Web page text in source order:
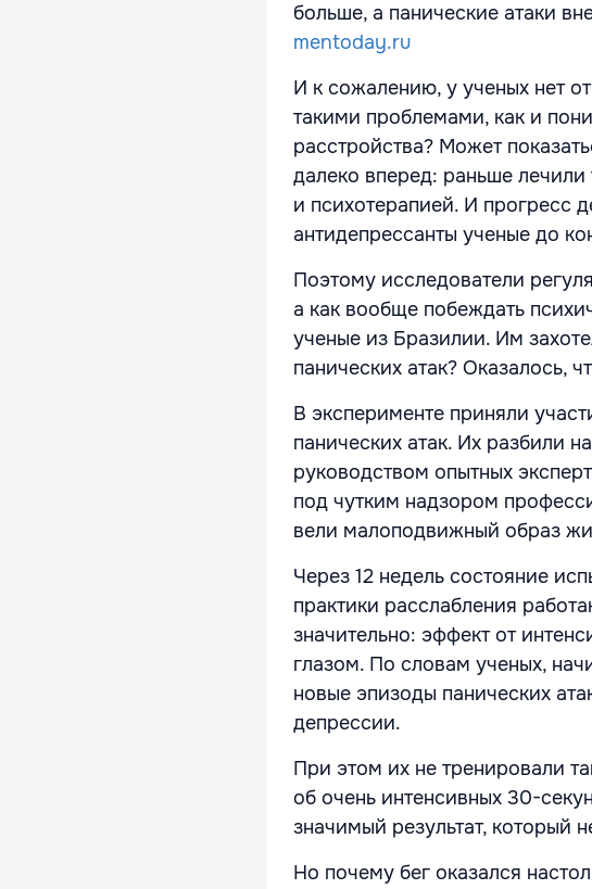
больше, а панические атаки
mentoday.ru
И к сожалению, у ученых нет
такими проблемами, как и
расстройства? Может
далеко вперед: раньше
и психотерапией. И прогресс
антидепрессанты ученые до
Поэтому исследователи
а как вообще побеждать
ученые из Бразилии. Им
панических атак? Оказалось,
В эксперименте приняли
панических атак. Их разбили
руководством опытных
под чутким надзором
вели малоподвижный образ
Через 12 недель состояние
практики расслабления
значительно: эффект от
глазом. По словам ученых,
новые эпизоды панических
депрессии.
При этом их не тренировали
об очень интенсивных 30-
значимый результат, который
Но почему бег оказался